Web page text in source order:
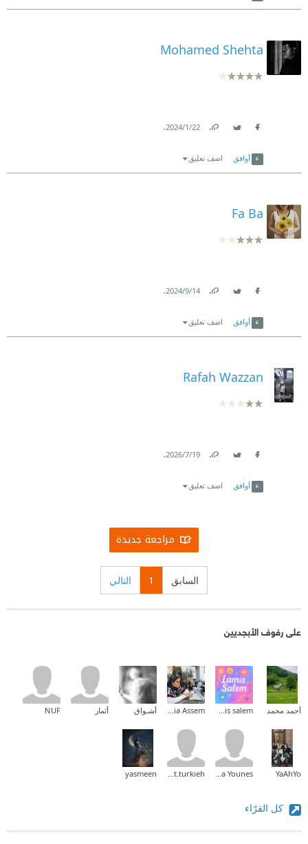
Mohamed Shehta
22‏/1‏/2024
.
أوافق اضف تعليق
Fa Ba
14‏/9‏/2024
.
أوافق اضف تعليق
Rafah Wazzan
19‏/7‏/2026
.
أوافق اضف تعليق
مراجعة جديدة
السابق 1 التالي
على رفوف الأبجديين
أحمد محمد lamis salem
Dalia Assem أشـواق أثمار NUF
YaAhYo
Mona Younes
jawdat.turkieh
yasmeen
كل القرّاء